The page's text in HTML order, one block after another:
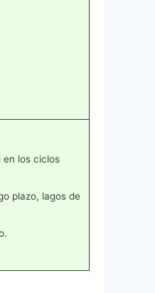
en los ciclos
plazo, lagos de